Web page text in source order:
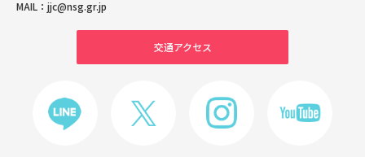
MAIL： jjc@nsg.gr.jp
交通アクセス